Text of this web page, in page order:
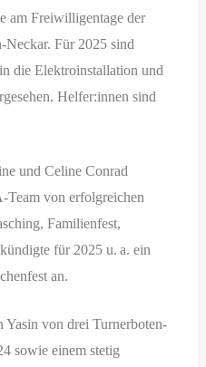
am Freiwilligentage der
Für 2025 sind
die Elektroinstallation und
Helfer:innen sind
und Celine Conrad
Team von erfolgreichen
Familienfest,
für 2025 u. a. ein
an.
Yasin von drei Turnerboten-
sowie einem stetig